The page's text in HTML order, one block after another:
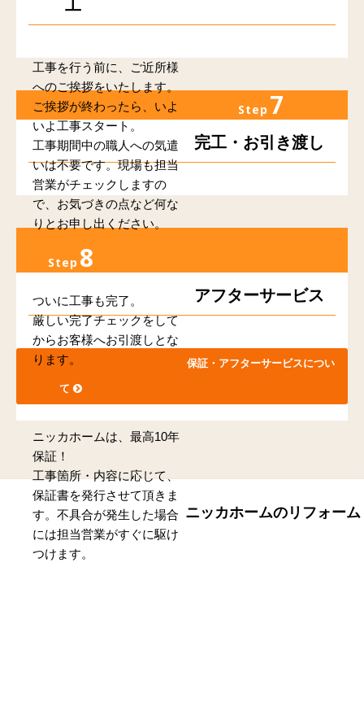
工
工事を行う前に、ご近所様
へのご挨拶をいたします。
ご挨拶が終わったら、いよ
いよ工事スタート。
工事期間中の職人への気遣
いは不要です。現場も担当
営業がチェックしますの
で、お気づきの点など何な
りとお申し出ください。
Step 7
完工・お引き渡し
ついに工事も完了。
厳しい完了チェックをして
からお客様へお引渡しとな
ります。
Step 8
アフターサービス
ニッカホームは、最高10年
保証！
工事箇所・内容に応じて、
保証書を発行させて頂きま
す。不具合が発生した場合
には担当営業がすぐに駆け
つけます。
保証・アフターサービスについ
て
ニッカホームのリフォーム